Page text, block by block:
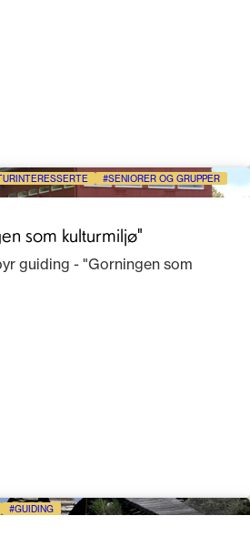
SENIORER OG GRUPPER
som kulturmiljø"
guiding - "Gorningen som
GUIDING